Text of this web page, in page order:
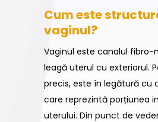
Cum este
vaginul?
Vaginul este canalul fibro-
leagă uterul cu exteriorul.
precis, este în legătură cu
care reprezintă porțiunea
uterului. Din punct de